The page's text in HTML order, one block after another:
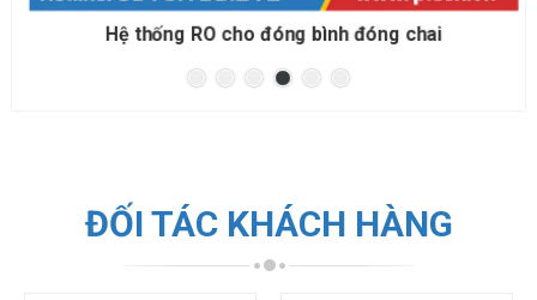
Hệ thống RO cho đóng bình đóng chai
ĐỐI TÁC KHÁCH HÀNG